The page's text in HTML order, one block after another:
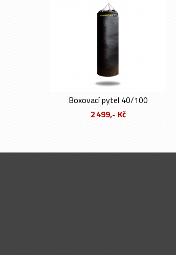
Boxovací pytel 40/100
2 499,- Kč